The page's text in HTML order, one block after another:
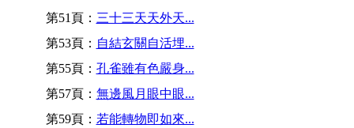
第51頁： 三十三天天外天...
第53頁： 自結玄關自活埋...
第55頁： 孔雀雖有色嚴身...
第57頁： 無邊風月眼中眼...
第59頁： 若能轉物即如來...